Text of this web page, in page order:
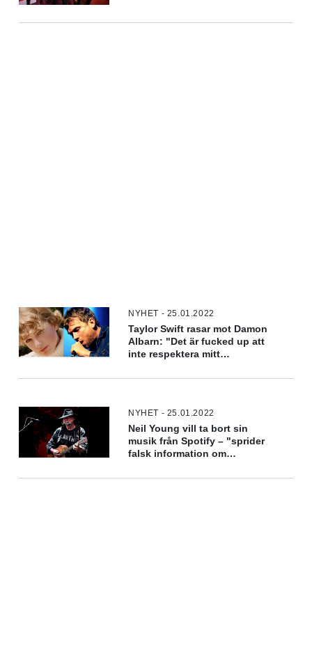
NYHET - 25.01.2022
Taylor Swift rasar mot Damon
Albarn: "Det är fucked up att
inte respektera mitt
NYHET - 25.01.2022
Neil Young vill ta bort sin
musik från Spotify – "sprider
falsk information om